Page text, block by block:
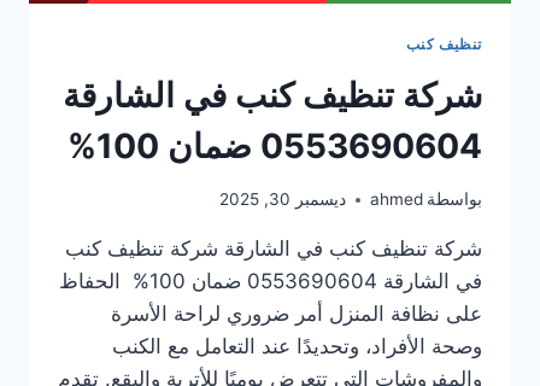
تنظيف كنب
شركة تنظيف كنب في الشارقة
0553690604 ضمان 100%
بواسطة ahmed ديسمبر 30, 2025
شركة تنظيف كنب في الشارقة شركة تنظيف كنب
في الشارقة 0553690604 ضمان 100% الحفاظ
على نظافة المنزل أمر ضروري لراحة الأسرة
وصحة الأفراد، وتحديدًا عند التعامل مع الكنب
والمفروشات التي تتعرض يوميًا للأتربة والبقع. تقدم